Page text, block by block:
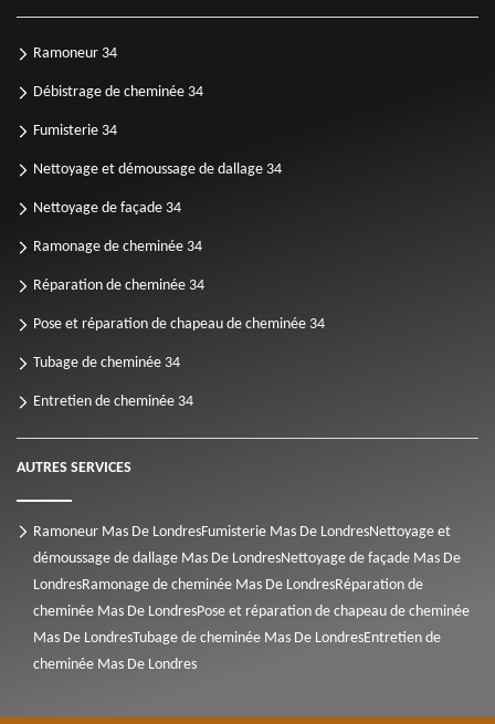
Ramoneur 34
Débistrage de cheminée 34
Fumisterie 34
Nettoyage et démoussage de dallage 34
Nettoyage de façade 34
Ramonage de cheminée 34
Réparation de cheminée 34
Pose et réparation de chapeau de cheminée 34
Tubage de cheminée 34
Entretien de cheminée 34
AUTRES SERVICES
Ramoneur Mas De LondresFumisterie Mas De LondresNettoyage et
démoussage de dallage Mas De LondresNettoyage de façade Mas De
LondresRamonage de cheminée Mas De LondresRéparation de
cheminée Mas De LondresPose et réparation de chapeau de cheminée
Mas De LondresTubage de cheminée Mas De LondresEntretien de
cheminée Mas De Londres